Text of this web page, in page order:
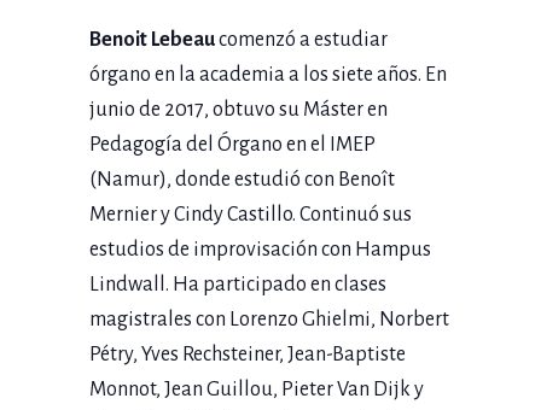
Benoit Lebeaucomenzó a estudiar
órgano en la academia a los siete años. En
junio de 2017, obtuvo su Máster en
Pedagogía del Órgano en el IMEP
(Namur), donde estudió con Benoît
Mernier y Cindy Castillo. Continuó sus
estudios de improvisación con Hampus
Lindwall. Ha participado en clases
magistrales con Lorenzo Ghielmi, Norbert
Pétry, Yves Rechsteiner, Jean-Baptiste
Monnot, Jean Guillou, Pieter Van Dijk y